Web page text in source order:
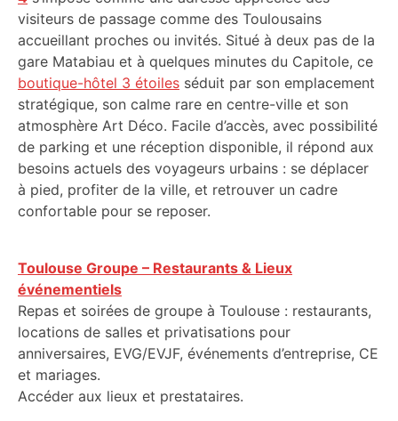
visiteurs de passage comme des Toulousains
accueillant proches ou invités. Situé à deux pas de la
gare Matabiau et à quelques minutes du Capitole, ce
boutique-hôtel 3 étoiles séduit par son emplacement
stratégique, son calme rare en centre-ville et son
atmosphère Art Déco. Facile d’accès, avec possibilité
de parking et une réception disponible, il répond aux
besoins actuels des voyageurs urbains : se déplacer
à pied, profiter de la ville, et retrouver un cadre
confortable pour se reposer.
Toulouse Groupe – Restaurants & Lieux
événementiels
Repas et soirées de groupe à Toulouse : restaurants,
locations de salles et privatisations pour
anniversaires, EVG/EVJF, événements d’entreprise, CE
et mariages.
Accéder aux lieux et prestataires.